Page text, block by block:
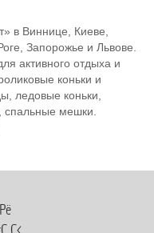
в Виннице, Киеве,
Запорожье и Львове.
активного отдыха и
коньки и
ледовые коньки,
спальные мешки.